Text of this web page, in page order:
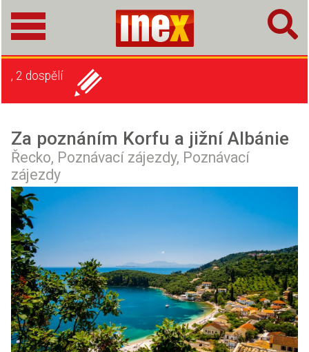
, 2 dospělí
Za poznáním Korfu a jižní Albánie
Řecko, Poznávací zájezdy, Poznávací
zájezdy